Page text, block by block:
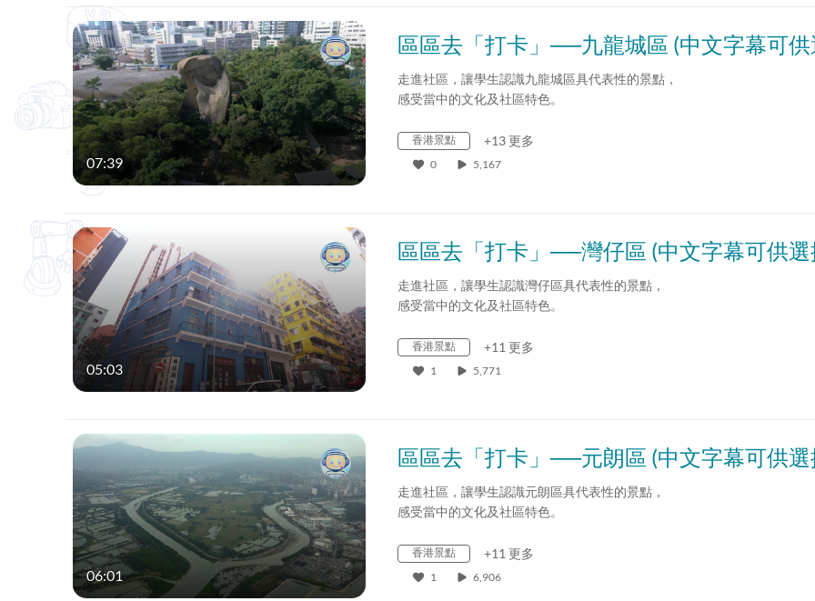
07:39
走進社區，讓學生認識九龍城區具代表性的景點，
感受當中的文化及社區特色。
香港景點 +13 更多
0 5,167
05:03
區區去「打卡」──灣仔區 (中文字幕可供選
走進社區，讓學生認識灣仔區具代表性的景點，
感受當中的文化及社區特色。
香港景點 +11 更多
1 5,771
06:01
區區去「打卡」──元朗區 (中文字幕可供選
走進社區，讓學生認識元朗區具代表性的景點，
感受當中的文化及社區特色。
香港景點 +11 更多
1 6,906